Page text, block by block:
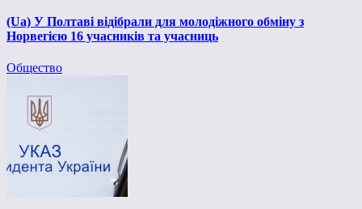
(Ua) У Полтаві відібрали для молодіжного обміну з
Норвегією 16 учасників та учасниць
Общество